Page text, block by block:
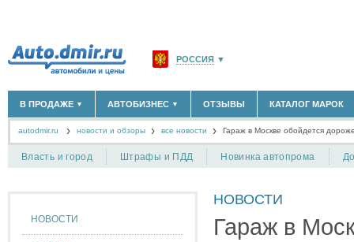
РОССИЯ ▼
САНКТ-ПЕТЕРБУРГ И ОБЛАСТЬ(14298)
КРАСНОДАРСКИЙ КРАЙ (5619)
КРЫМ РЕСПУБЛИКА(412)
В ПРОДАЖЕ ▼
НОВЫЕ АВТОМОБИЛИ(30122)
АВТОМОБИЛИ С ПРОБЕГОМ
АВТОБИЗНЕС ▼
ОФИЦИАЛЬНЫЕ ДИЛЕРЫ(1347)
ТАКСИ(278)
ОТЗЫВЫ КАТАЛОГ МАРОК
autodmir.ru новости и обзоры все новости Гараж в Москве обойдется
Власть и город Штрафы и ПДД Новинка автопрома
НОВОСТИ
НОВОСТИ
Гараж в